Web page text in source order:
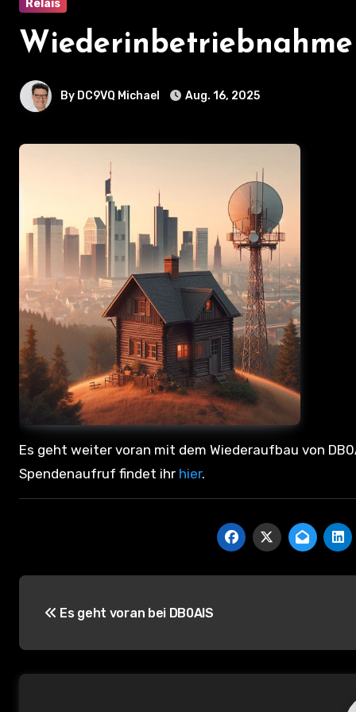
Relais
By DC9VQ Michael Aug. 16, 2025
Es geht weiter voran mit dem Wiederaufbau von DB0AIS. Weitere Einzelheiten zu den Arbeiten, Antennen und
Spendenaufruf findet ihr hier.
i
Es geht voran bei DB0AIS